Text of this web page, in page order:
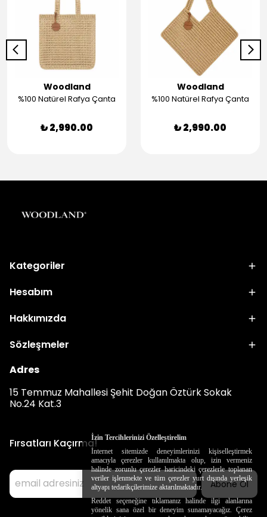
İzin Tercihlerinizi Özelleştirelim
İnternet sitemizde deneyimlerinizi kişiselleştirmek
amacıyla çerezler kullanılmakta olup, izin vermeniz
halinde zorunlu çerezler haricindeki çerezlerle toplanan
veriler işlenmekte ve tüm çerezler yurt dışında yerleşik
altyapı tedarikçilerimize aktarılmaktadır.
Reddet seçeneğine tıklamanız halinde ilgi alanlarına
yönelik sana özel bir deneyim sunamayacağız. Çerez
Woodland
%100 Natürel Rafya Çanta
₺ 2,990.00
Woodland
%100 Natürel Rafya Çanta
₺ 2,990.00
Kategoriler
Hesabım
Hakkımızda
Sözleşmeler
Adres
15 Temmuz Mahallesi Şehit Doğan Öztürk Sokak
No.24 Kat.3
Fırsatları Kaçırma!
Abone Ol